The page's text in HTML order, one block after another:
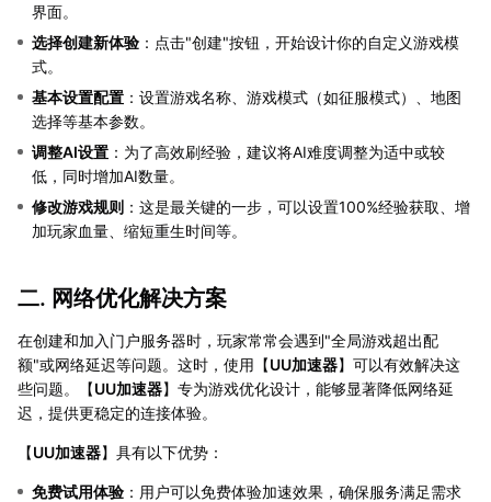
界面。
选择创建新体验 ：点击"创建"按钮，开始设计你的自定义游戏模
式。
基本设置配置 ：设置游戏名称、游戏模式（如征服模式）、地图
选择等基本参数。
调整AI设置 ：为了高效刷经验，建议将AI难度调整为适中或较
低，同时增加AI数量。
修改游戏规则 ：这是最关键的一步，可以设置100%经验获取、增
加玩家血量、缩短重生时间等。
二. 网络优化解决方案
在创建和加入门户服务器时，玩家常常会遇到"全局游戏超出配
额"或网络延迟等问题。这时，使用【UU加速器】可以有效解决这
些问题。【UU加速器】专为游戏优化设计，能够显著降低网络延
迟，提供更稳定的连接体验。
【UU加速器】具有以下优势：
免费试用体验 ：用户可以免费体验加速效果，确保服务满足需求